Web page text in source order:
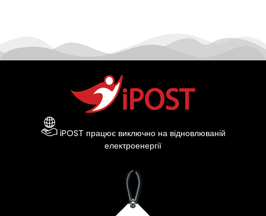
iPOST працює виключно на відновлюваній
електроенергії